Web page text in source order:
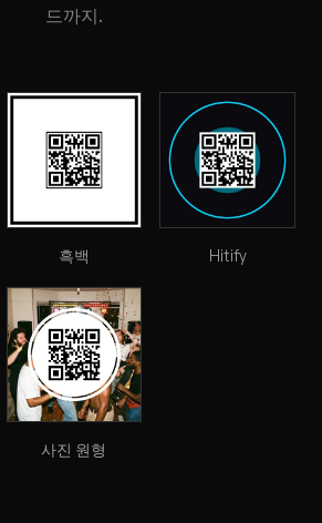
드까지.
흑백 Hitify
사진 원형